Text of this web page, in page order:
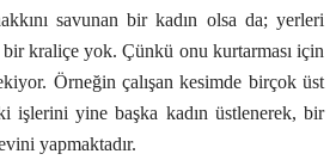
savunan bir kadın olsa da; yerleri
bir kraliçe yok. Çünkü onu kurtarması için
Örneğin çalışan kesimde birçok üst
işlerini yine başka kadın üstlenerek, bir
yapmaktadır.